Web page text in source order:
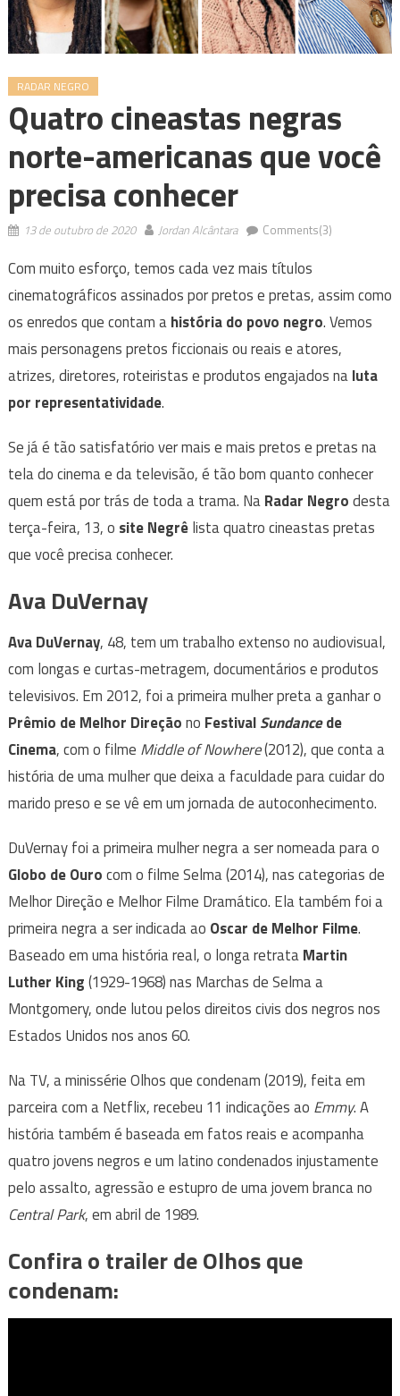
RADAR NEGRO
Quatro cineastas negras
norte-americanas que você
precisa conhecer
13 de outubro de 2020 Jordan Alcântara Comments(3)
Com muito esforço, temos cada vez mais títulos
cinematográficos assinados por pretos e pretas, assim como
os enredos que contam ahistória do povo negro. Vemos
mais personagens pretos ficcionais ou reais e atores,
atrizes, diretores, roteiristas e produtos engajados naluta
por representatividade.
Se já é tão satisfatório ver mais e mais pretos e pretas na
tela do cinema e da televisão, é tão bom quanto conhecer
quem está por trás de toda a trama. NaRadar Negrodesta
terça-feira, 13, o site Negrêlista quatro cineastas pretas
que você precisa conhecer.
Ava DuVernay
Ava DuVernay, 48, tem um trabalho extenso no audiovisual,
com longas e curtas-metragem, documentários e produtos
televisivos. Em 2012, foi a primeira mulher preta a ganhar o
Prêmio de Melhor Direçãono FestivalSundancede
Cinema, com o filme Middle of Nowhere(2012), que conta a
história de uma mulher que deixa a faculdade para cuidar do
marido preso e se vê em um jornada de autoconhecimento.
DuVernay foi a primeira mulher negra a ser nomeada para o
Globo de Ourocom o filme Selma (2014), nas categorias de
Melhor Direção e Melhor Filme Dramático. Ela também foi a
primeira negra a ser indicada ao Oscar de Melhor Filme.
Baseado em uma história real, o longa retrataMartin
Luther King(1929-1968) nas Marchas de Selma a
Montgomery, onde lutou pelos direitos civis dos negros nos
Estados Unidos nos anos 60.
Na TV, a minissérie Olhos que condenam (2019), feita em
parceira com a Netflix, recebeu 11 indicações ao Emmy. A
história também é baseada em fatos reais e acompanha
quatro jovens negros e um latino condenados injustamente
pelo assalto, agressão e estupro de uma jovem branca no
Central Park, em abril de 1989.
Confira o trailer de Olhos que
condenam: